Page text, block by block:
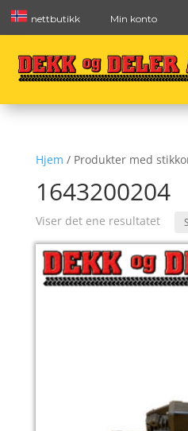
nettbutikk Min konto
Hjem / Produkter med
1643200204
Viser det ene resultatet